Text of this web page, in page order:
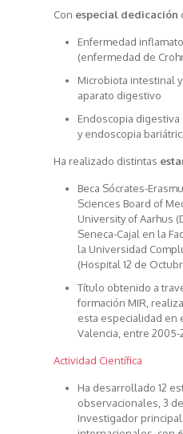
Con especial dedicación
Enfermedad
(enfermedad de
Microbiota intestinal
aparato digestivo
Endoscopia
y endoscopia
Ha realizado distintas
Beca Sócrates-
Sciences Board of
University of Aarhus
Seneca-Cajal en la
la Universidad
(Hospital 12 de
Título obtenido a
formación MIR,
esta especialidad en
Valencia, entre 2005-
Actividad Científica
Ha desarrollado 12
observacionales, 3
Investigador